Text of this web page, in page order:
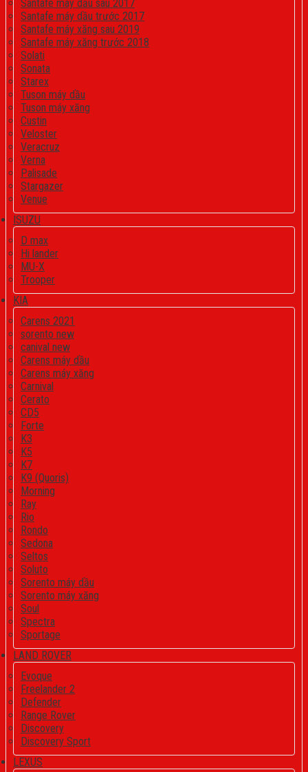
Santafe máy dầu sau 2017
Santafe máy dầu trước 2017
Santafe máy xăng sau 2019
Santafe máy xăng trước 2018
Solati
Sonata
Starex
Tuson máy dầu
Tuson máy xăng
Custin
Veloster
Veracruz
Verna
Palisade
Stargazer
Venue
ISUZU
D max
Hi lander
MU-X
Trooper
KIA
Carens 2021
sorento new
canival new
Carens máy dầu
Carens máy xăng
Carnival
Cerato
CD5
Forte
K3
K5
K7
K9 (Quoris)
Morning
Ray
Rio
Rondo
Sedona
Seltos
Soluto
Sorento máy dầu
Sorento máy xăng
Soul
Spectra
Sportage
LAND ROVER
Evoque
Freelander 2
Defender
Range Rover
Discovery
Discovery Sport
LEXUS